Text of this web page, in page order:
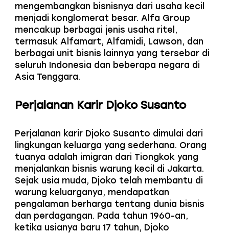
mengembangkan bisnisnya dari usaha kecil
menjadi konglomerat besar. Alfa Group
mencakup berbagai jenis usaha ritel,
termasuk Alfamart, Alfamidi, Lawson, dan
berbagai unit bisnis lainnya yang tersebar di
seluruh Indonesia dan beberapa negara di
Asia Tenggara.
Perjalanan Karir Djoko Susanto
Perjalanan karir Djoko Susanto dimulai dari
lingkungan keluarga yang sederhana. Orang
tuanya adalah imigran dari Tiongkok yang
menjalankan bisnis warung kecil di Jakarta.
Sejak usia muda, Djoko telah membantu di
warung keluarganya, mendapatkan
pengalaman berharga tentang dunia bisnis
dan perdagangan. Pada tahun 1960-an,
ketika usianya baru 17 tahun, Djoko